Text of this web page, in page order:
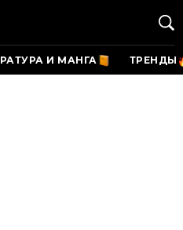
И МАНГА ТРЕНДЫ